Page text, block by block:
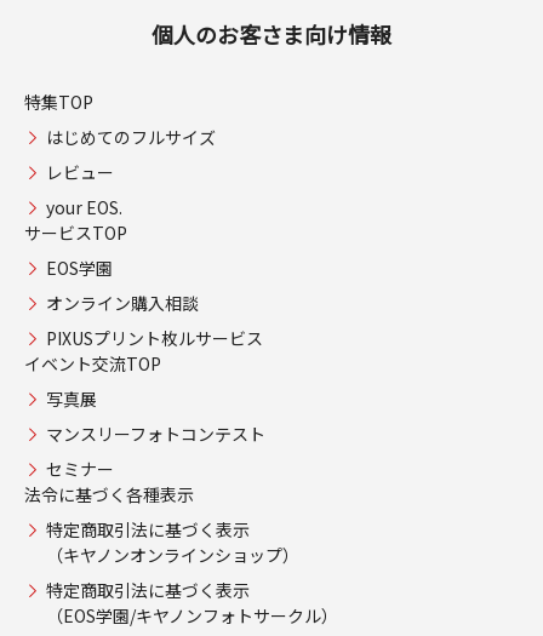
個人のお客さま向け情報
特集TOP
はじめてのフルサイズ
レビュー
your EOS.
サービスTOP
EOS学園
オンライン購入相談
PIXUSプリント枚ルサービス
イベント交流TOP
写真展
マンスリーフォトコンテスト
セミナー
法令に基づく各種表示
特定商取引法に基づく表示
（キヤノンオンラインショップ）
特定商取引法に基づく表示
（EOS学園/キヤノンフォトサークル）